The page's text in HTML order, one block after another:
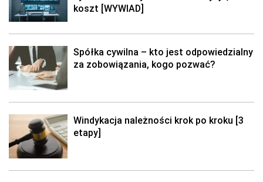
koszt [WYWIAD]
Spółka cywilna – kto jest odpowiedzialny
za zobowiązania, kogo pozwać?
Windykacja należności krok po kroku [3
etapy]